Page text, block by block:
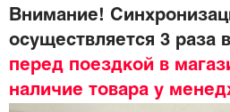
Внимание!
осуществляется 3 раза
перед поездкой в
наличие товара у